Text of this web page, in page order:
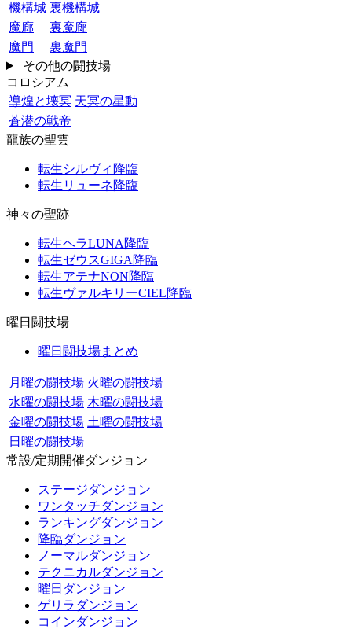
機構城 裏機構城
魔廊
裏魔廊
魔門
裏魔門
その他の闘技場
コロシアム
導煌と壊冥 天冥の星動
蒼潜の戦帝
龍族の聖雲
転生シルヴィ降臨
転生リューネ降臨
神々の聖跡
転生ヘラLUNA降臨
転生ゼウスGIGA降臨
転生アテナNON降臨
転生ヴァルキリーCIEL降臨
曜日闘技場
曜日闘技場まとめ
月曜の闘技場 火曜の闘技場
水曜の闘技場 木曜の闘技場
金曜の闘技場 土曜の闘技場
日曜の闘技場
常設/定期開催ダンジョン
ステージダンジョン
ワンタッチダンジョン
ランキングダンジョン
降臨ダンジョン
ノーマルダンジョン
テクニカルダンジョン
曜日ダンジョン
ゲリラダンジョン
コインダンジョン